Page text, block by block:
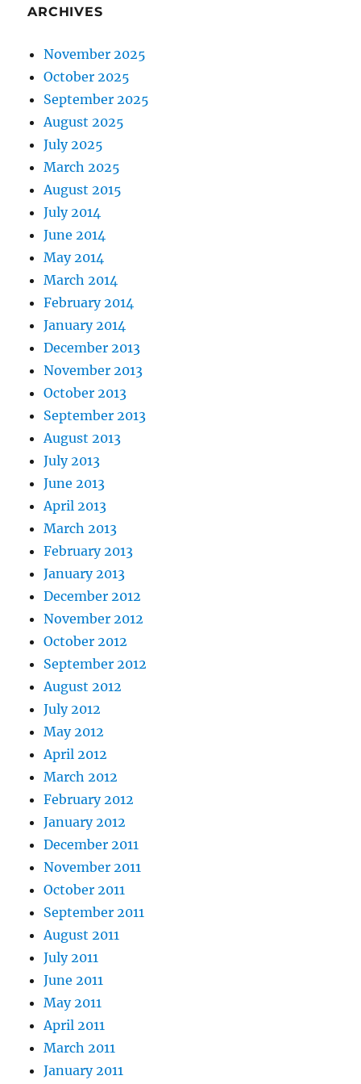
ARCHIVES
November 2025
October 2025
September 2025
August 2025
July 2025
March 2025
August 2015
July 2014
June 2014
May 2014
March 2014
February 2014
January 2014
December 2013
November 2013
October 2013
September 2013
August 2013
July 2013
June 2013
April 2013
March 2013
February 2013
January 2013
December 2012
November 2012
October 2012
September 2012
August 2012
July 2012
May 2012
April 2012
March 2012
February 2012
January 2012
December 2011
November 2011
October 2011
September 2011
August 2011
July 2011
June 2011
May 2011
April 2011
March 2011
January 2011